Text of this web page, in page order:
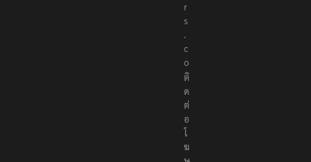
r
s
.
c
o
ติ
ด
ต่
อ
โ
ฆ